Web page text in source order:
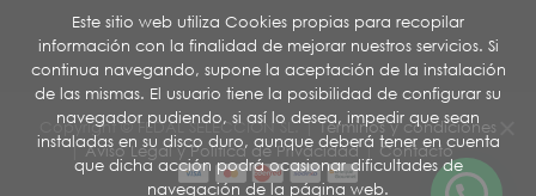
Copyright © FEDAL SELECCIÓN SL. |Términos y condiciones
|Aviso Legal y Política de Privacidad| Contacto
Este sitio web utiliza Cookies propias para recopilar
información con la finalidad de mejorar nuestros servicios. Si
continua navegando, supone la aceptación de la instalación
de las mismas. El usuario tiene la posibilidad de configurar su
navegador pudiendo, si así lo desea, impedir que sean
instaladas en su disco duro, aunque deberá tener en cuenta
que dicha acción podrá ocasionar dificultades de
navegación de la página web.